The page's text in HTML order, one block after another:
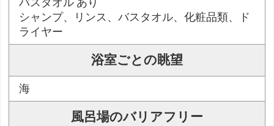
バスタオル あり
シャンプ、リンス、バスタオル、化粧品類、ド
ライヤー
浴室ごとの眺望
海
風呂場のバリアフリー